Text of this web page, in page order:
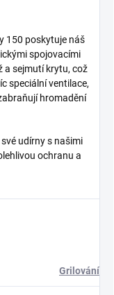
150 poskytuje náš
spojovacími
a sejmutí krytu, což
speciální ventilace,
hromadění
udírny s našimi
ochranu a
Grilování